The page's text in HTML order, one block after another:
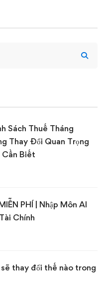
Sách Thuế Tháng
Thay Đổi Quan Trọng
Cần Biết
PHÍ | Nhập Môn AI
Chính
thay đổi thế nào trong